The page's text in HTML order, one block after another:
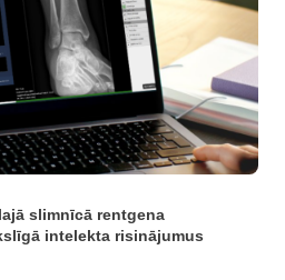
slimnīcā rentgena
intelekta risinājumus